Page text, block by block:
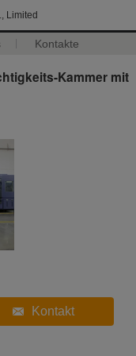
Limited
Kontakte
Kammer mit
Kontakt